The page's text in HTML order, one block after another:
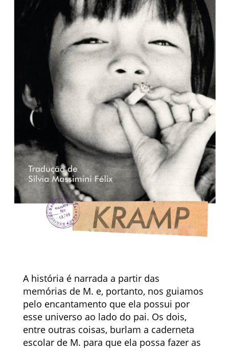
A história é narrada a partir das
memórias de M. e, portanto, nos guiamos
pelo encantamento que ela possui por
esse universo ao lado do pai. Os dois,
entre outras coisas, burlam a caderneta
escolar de M. para que ela possa fazer as